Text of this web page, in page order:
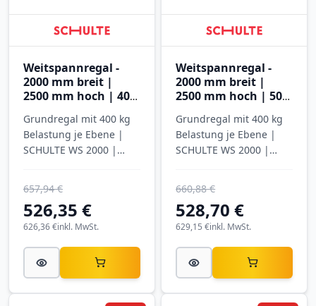
Weitspannregal -
2000 mm breit |
2500 mm hoch | 400
mit Spanplatten
Grundregal mit 400 kg
Belastung je Ebene |
SCHULTE WS 2000 |
526,35 €
657,94 €
inkl. MwSt.
626,36 €
Weitspannregal -
2000 mm breit |
2500 mm hoch | 500
mit Stahlböden
Grundregal mit 400 kg
Belastung je Ebene |
SCHULTE WS 2000 |
528,70 €
660,88 €
inkl. MwSt.
629,15 €